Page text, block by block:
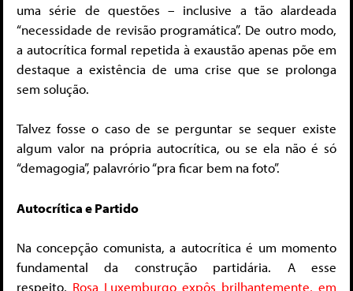
uma série de questões – inclusive a tão alardeada
“necessidade de revisão programática”. De outro modo,
a autocrítica formal repetida à exaustão apenas põe em
destaque a existência de uma crise que se prolonga
sem solução.
Talvez fosse o caso de se perguntar se sequer existe
algum valor na própria autocrítica, ou se ela não é só
“demagogia”, palavrório “pra ficar bem na foto”.
Autocrítica e Partido
Na concepção comunista, a autocrítica é um momento
fundamental da construção partidária. A esse
respeito, Rosa Luxemburgo expôs brilhantemente, em